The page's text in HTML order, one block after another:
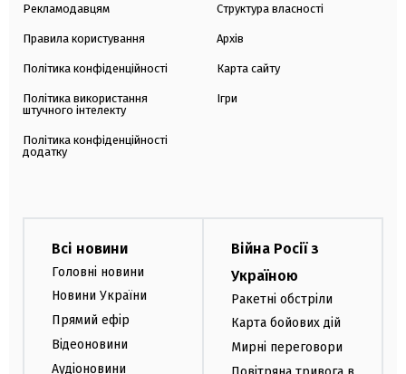
Рекламодавцям
Правила користування
Політика конфіденційності
Політика використання
штучного інтелекту
Політика конфіденційності
додатку
Структура власності
Архів
Карта сайту
Ігри
Всі новини
Головні новини
Новини України
Прямий ефір
Відеоновини
Аудіоновини
Війна Росії з
Україною
Ракетні обстріли
Карта бойових дій
Мирні переговори